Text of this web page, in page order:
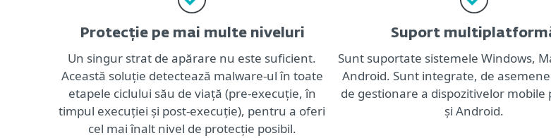
Protecție pe mai multe niveluri
Un singur strat de apărare nu este suficient.
Această soluție detectează malware-ul în toate
etapele ciclului său de viață (pre-execuție, în
timpul execuției și post-execuție), pentru a oferi
cel mai înalt nivel de protecție posibil.
Suport
Sunt suportate sistemele Windows,
Android. Sunt integrate, de
de gestionare a dispozitivelor mobile
și Android.